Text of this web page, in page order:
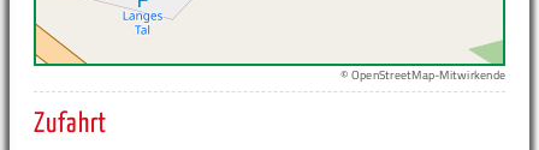
© OpenStreetMap-Mitwirkende
Zufahrt